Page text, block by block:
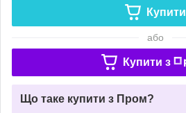
Купити
або
Купити з
Що таке купити з Пром?